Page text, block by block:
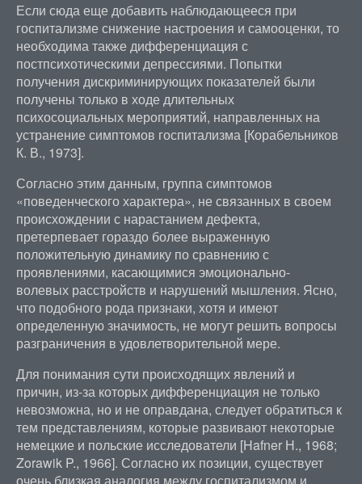
Если сюда еще добавить наблюдающееся при
госпитализме снижение настроения и самооценки, то
необходима также дифференциация с
постпсихотическими депрессиями. Попытки
получения дискриминирующих показателей были
получены только в ходе длительных
психосоциальных мероприятий, направленных на
устранение симптомов госпитализма [Корабельников
К. В., 1973].
Согласно этим данным, группа симптомов
«поведенческого характера», не связанных в своем
происхождении с нарастанием дефекта,
претерпевает гораздо более выраженную
положительную динамику по сравнению с
проявлениями, касающимися эмоционально-
волевых расстройств и нарушений мышления. Ясно,
что подобного рода признаки, хотя и имеют
определенную значимость, не могут решить вопросы
разграничения в удовлетворительной мере.
Для понимания сути происходящих явлений и
причин, из-за которых дифференциация не только
невозможна, но и не оправдана, следует обратиться к
тем представлениям, которые развивают некоторые
немецкие и польские исследователи [Hafner Н., 1968;
Zorawik P., 1966]. Согласно их позиции, существует